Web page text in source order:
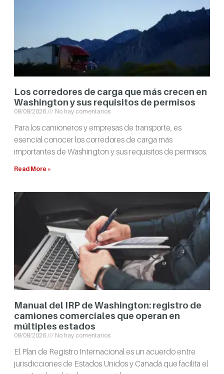
Los corredores de carga que más crecen en
Washington y sus requisitos de permisos
08/08/2026 No hay comentarios
Para los camioneros y empresas de transporte, es
esencial conocer los corredores de carga más
importantes de Washington y sus requisitos de permisos.
Read More »
Manual del IRP de Washington: registro de
camiones comerciales que operan en
múltiples estados
08/08/2026 No hay comentarios
El Plan de Registro Internacional es un acuerdo entre
jurisdicciones de Estados Unidos y Canadá que facilita el